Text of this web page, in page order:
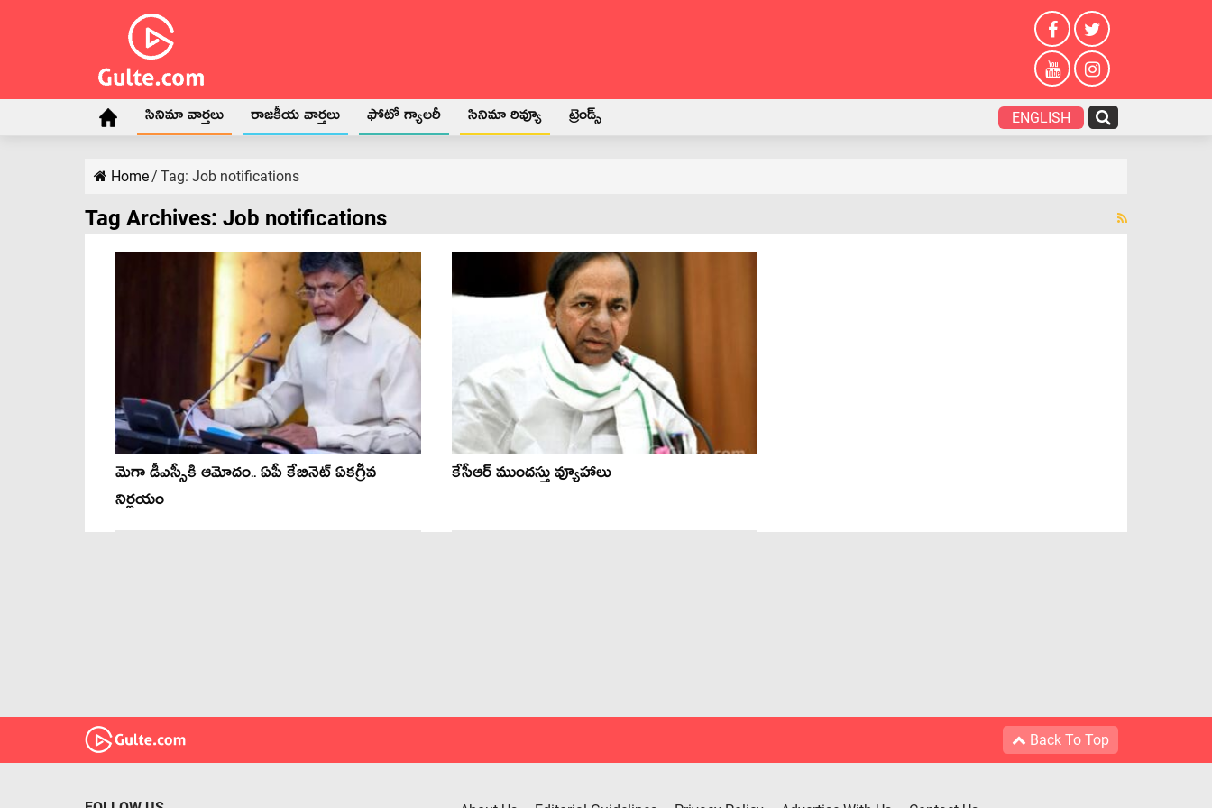
సినిమా వార్తలు రాజకీయ వార్తలు ఫోటో గ్యాలరీ సినిమా రివ్యూ ట్రెండ్స్ ENGLISH
Home/ Tag: Job notifications
Tag Archives: Job notifications
మెగా డీఎస్సీకి ఆమోదం.. ఏపీ కేబినెట్ ఏక‌గ్రీవ
నిర్ణ‌యం
కేసీఆర్ ముంద‌స్తు వ్యూహాలు
Back To Top